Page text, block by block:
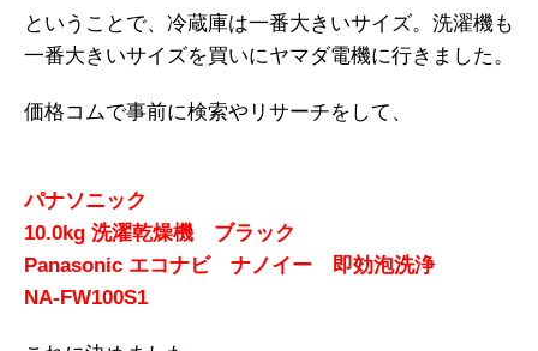
ということで、冷蔵庫は一番大きいサイズ。洗濯機も
一番大きいサイズを買いにヤマダ電機に行きました。
価格コムで事前に検索やリサーチをして、
パナソニック
10.0kg 洗濯乾燥機 ブラック
Panasonic エコナビ ナノイー 即効泡洗浄
NA-FW100S1